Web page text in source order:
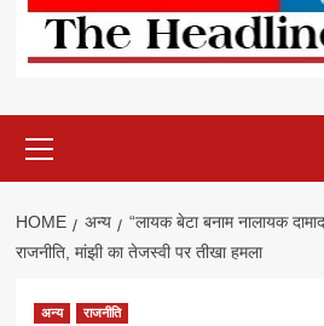
Menu
HOME अन्य
“लायक बेटा बनाम नालायक
राजनीति, मांझी का तेजस्वी पर तीखा हमला
अन्य राजनीति